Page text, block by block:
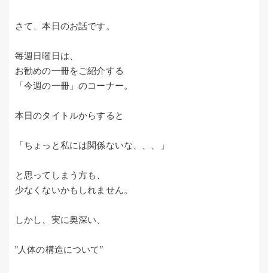
さて、本日のお話です。
毎週日曜日は、
お勧めの一冊をご紹介する
「今週の一冊」のコーナー。
本日のタイトルからすると
「ちょっと私には関係ないな、、、」
と思ってしまう方も、
少なくないかもしれません。
しかし、実に奥深い、
”人体の構造について”